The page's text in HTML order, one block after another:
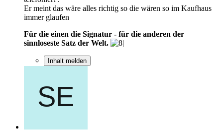
Er meint das wäre alles richtig so die wären so im Kaufhaus
immer glaufen
Für die einen die Signatur - für die anderen der
sinnloseste Satz der Welt.
Inhalt melden